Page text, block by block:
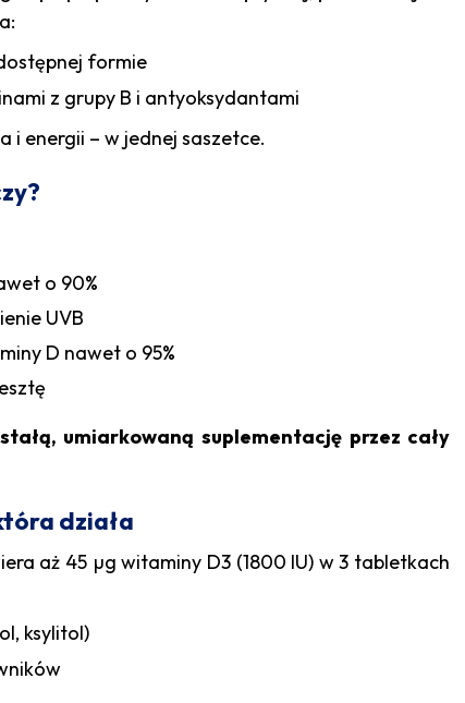
formie
z grupy B i antyoksydantami
i energii – w jednej saszetce.
o 90%
UVB
D nawet o 95%
stałą, umiarkowaną suplementację przez cały
działa
aż 45 µg witaminy D3 (1800 IU) w 3 tabletkach
ksylitol)